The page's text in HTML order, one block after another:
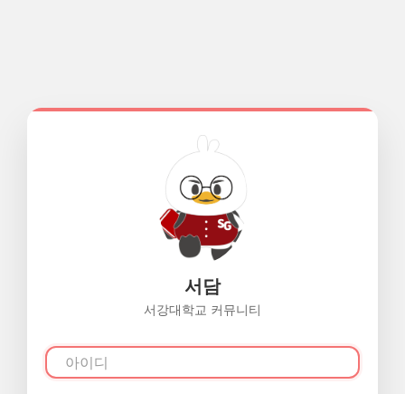
서담
서강대학교 커뮤니티